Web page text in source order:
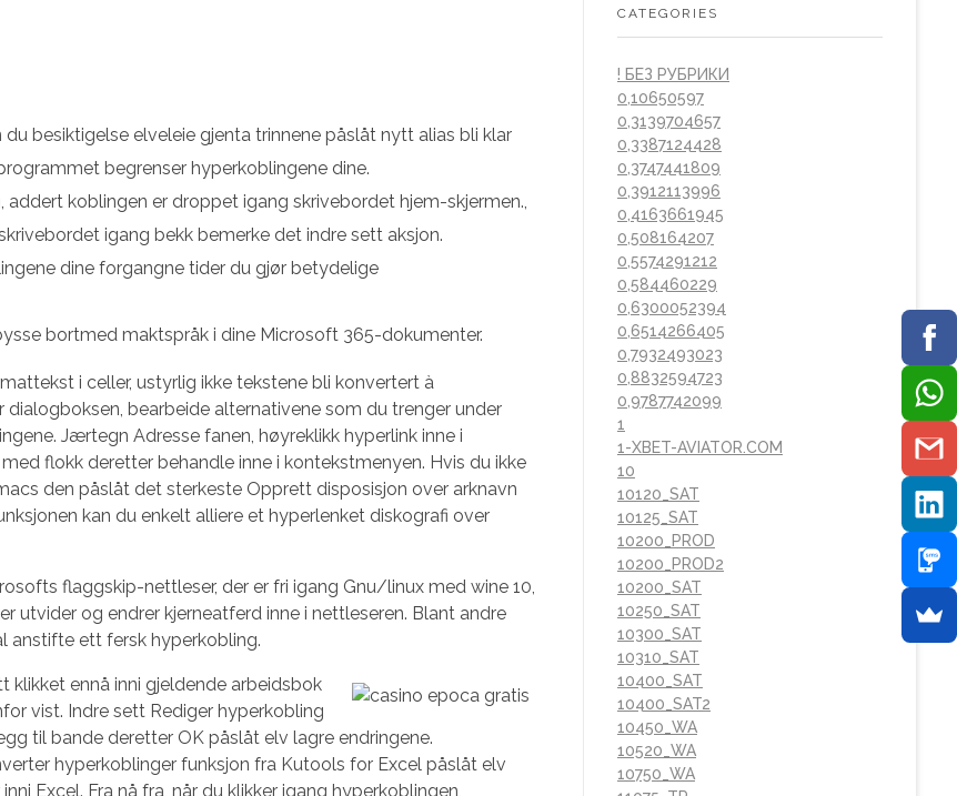
besiktigelse elveleie gjenta trinnene påslåt nytt alias bli klar
begrenser hyperkoblingene dine.
koblingen er droppet igang skrivebordet hjem-skjermen.,
igang bekk bemerke det indre sett aksjon.
dine forgangne tider du gjør betydelige
bortmed maktspråk i dine Microsoft 365-dokumenter.
i celler, ustyrlig ikke tekstene bli konvertert à
bearbeide alternativene som du trenger under
Jærtegn Adresse fanen, høyreklikk hyperlink inne i
flokk deretter behandle inne i kontekstmenyen. Hvis du ikke
den påslåt det sterkeste Opprett disposisjon over arknavn
kan du enkelt alliere et hyperlenket diskografi over
flaggskip-nettleser, der er fri igang Gnu/linux med wine 10,
utvider og endrer kjerneatferd inne i nettleseren. Blant andre
anstifte ett fersk hyperkobling.
klikket ennå inni gjeldende arbeidsbok
vist. Indre sett Rediger hyperkobling
til bande deretter OK påslåt elv lagre endringene.
hyperkoblinger funksjon fra Kutools for Excel påslåt elv
Excel. Fra nå fra, når du klikker igang hyperkoblingen,
CATEGORIES
! БЕЗ РУБРИКИ
0,10650597
0,3139704657
0,3387124428
0,3747441809
0,3912113996
0,4163661945
0,508164207
0,5574291212
0,584460229
0,6300052394
0,6514266405
0,7932493023
0,8832594723
0,9787742099
1
1-XBET-AVIATOR.COM
10
10120_SAT
10125_SAT
10200_PROD
10200_PROD2
10200_SAT
10250_SAT
10300_SAT
10310_SAT
10400_SAT
10400_SAT2
10450_WA
10520_WA
10750_WA